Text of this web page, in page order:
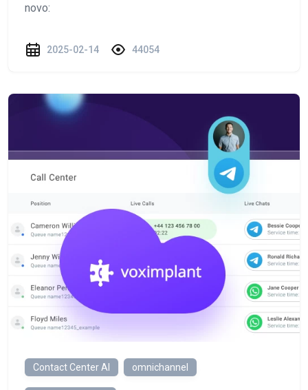
novo:
2025-02-14 44054
Contact Center AI omnichannel